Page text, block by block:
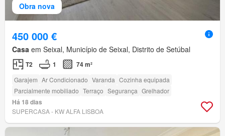
Obra nova
450 000 €
Casa em Seixal, Município de Seixal, Distrito de Setúbal
T2 1 74 m²
Garajem Ar Condicionado Varanda Cozinha equipada
Parcialmente mobiliado Terraço Segurança Grelhador
Há 18 dias
SUPERCASA - KW ALFA LISBOA